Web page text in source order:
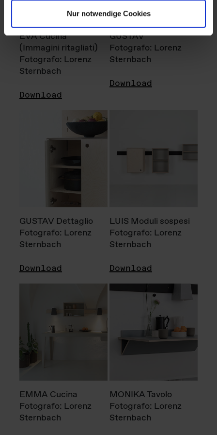
Nur notwendige Cookies
EVA Cucina
(Immagini ritagliati)
Fotografo: Lorenz
Sternbach
Download
GUSTAV
Fotografo: Lorenz
Sternbach
Download
GUSTAV Dettaglio
Fotografo: Lorenz
Sternbach
Download
LUIS Moduli sospesi
Fotografo: Lorenz
Sternbach
Download
EMMA Cucina
Fotografo: Lorenz
Sternbach
MONIKA Tavolo
Fotografo: Lorenz
Sternbach